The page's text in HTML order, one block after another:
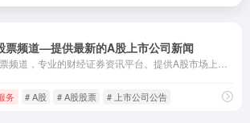
票频道—提供最新的A股上市公司新闻
务 # A股 # A股股票 # 上市公司公告